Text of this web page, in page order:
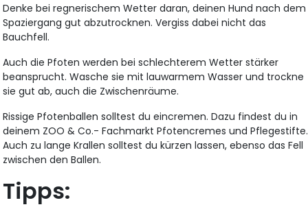
Denke bei regnerischem Wetter daran, deinen Hund nach dem
Spaziergang gut abzutrocknen. Vergiss dabei nicht das
Bauchfell.
Auch die Pfoten werden bei schlechterem Wetter stärker
beansprucht. Wasche sie mit lauwarmem Wasser und trockne
sie gut ab, auch die Zwischenräume.
Rissige Pfotenballen solltest du eincremen. Dazu findest du in
deinem ZOO & Co.- Fachmarkt Pfotencremes und Pflegestifte.
Auch zu lange Krallen solltest du kürzen lassen, ebenso das Fell
zwischen den Ballen.
Tipps: